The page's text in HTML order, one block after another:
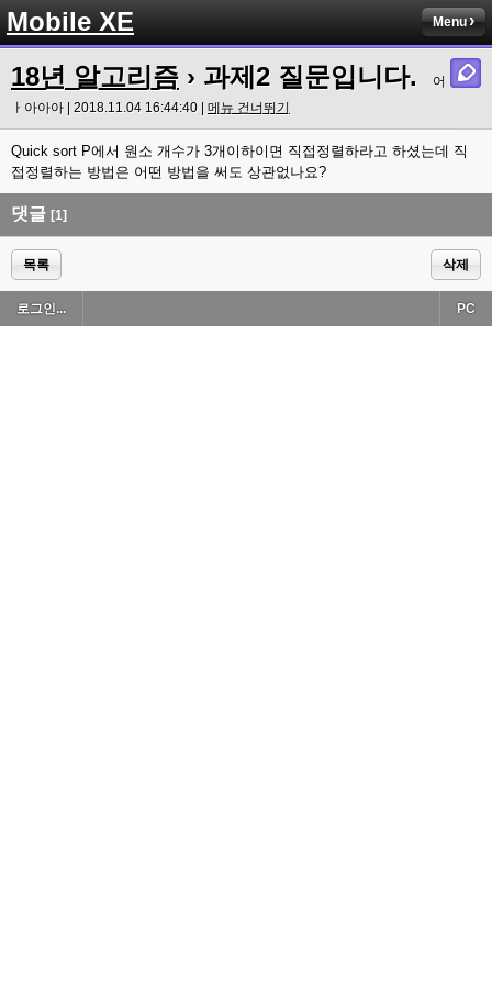
Mobile XE Menu
18년 알고리즘 › 과제2 질문입니다.
어
ㅏ아아아 | 2018.11.04 16:44:40 | 메뉴 건너뛰기
Quick sort P에서 원소 개수가 3개이하이면 직접정렬하라고 하셨는데 직
접정렬하는 방법은 어떤 방법을 써도 상관없나요?
댓글 [1]
목록 삭제
로그인... PC